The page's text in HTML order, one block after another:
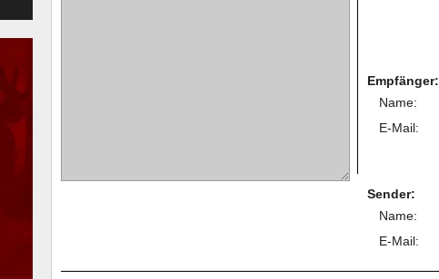
Empfänger:
Name:
E-Mail:
Sender:
Name:
E-Mail: